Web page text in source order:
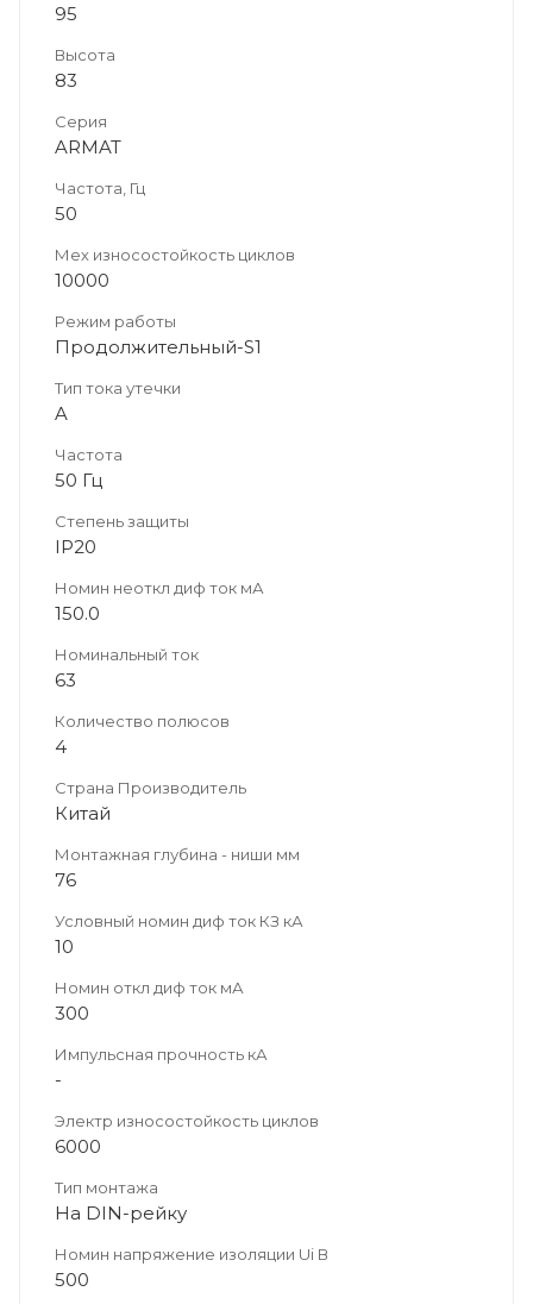
95
Высота
83
Серия
ARMAT
Частота, Гц
50
Мех износостойкость циклов
10000
Режим работы
Продолжительный-S1
Тип тока утечки
A
Частота
50 Гц
Степень защиты
IP20
Номин неоткл диф ток мА
150.0
Номинальный ток
63
Количество полюсов
4
Страна Производитель
Китай
Монтажная глубина - ниши мм
76
Условный номин диф ток КЗ кА
10
Номин откл диф ток мА
300
Импульсная прочность кА
-
Электр износостойкость циклов
6000
Тип монтажа
На DIN-рейку
Номин напряжение изоляции Ui В
500